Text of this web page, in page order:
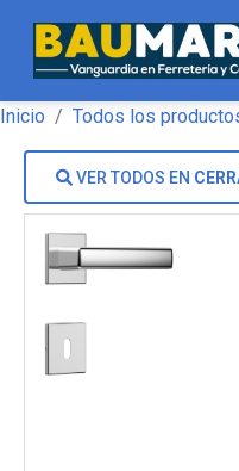
Inicio Todos los
VER TODOS EN